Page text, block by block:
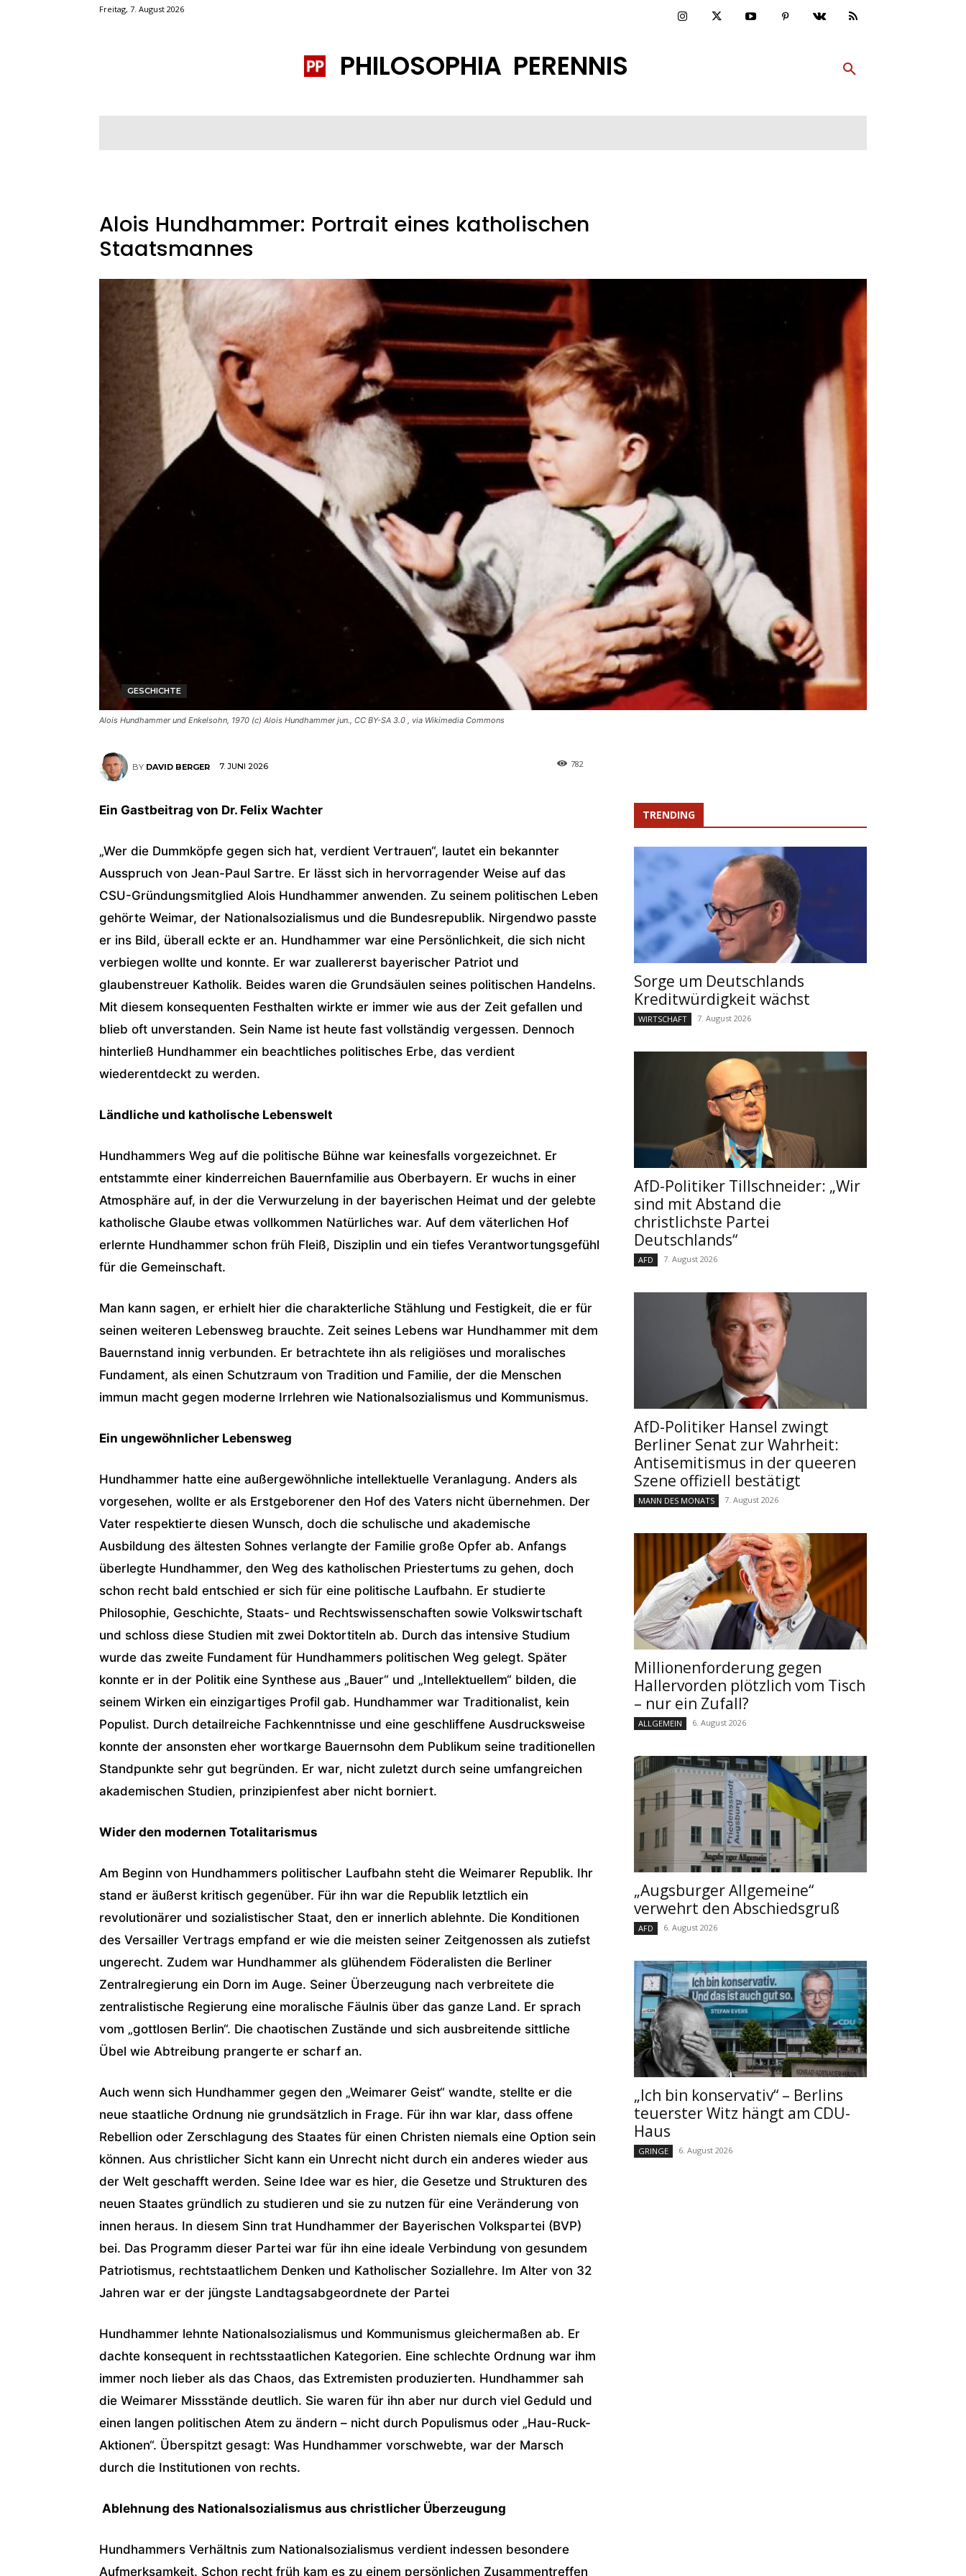
Freitag, 7. August 2026
PHILOSOPHIA PERENNIS
GESCHICHTE
Alois Hundhammer: Portrait eines katholischen
Staatsmannes
Alois Hundhammer und Enkelsohn, 1970 (c) Alois Hundhammer jun., CC BY-SA 3.0 , via Wikimedia Commons
BY DAVID BERGER 7. JUNI 2026 782
Ein Gastbeitrag von Dr. Felix Wachter
„Wer die Dummköpfe gegen sich hat, verdient Vertrauen“, lautet ein bekannter
Ausspruch von Jean-Paul Sartre. Er lässt sich in hervorragender Weise auf das
CSU-Gründungsmitglied Alois Hundhammer anwenden. Zu seinem politischen Leben
gehörte Weimar, der Nationalsozialismus und die Bundesrepublik. Nirgendwo passte
er ins Bild, überall eckte er an. Hundhammer war eine Persönlichkeit, die sich nicht
verbiegen wollte und konnte. Er war zuallererst bayerischer Patriot und
glaubenstreuer Katholik. Beides waren die Grundsäulen seines politischen Handelns.
Mit diesem konsequenten Festhalten wirkte er immer wie aus der Zeit gefallen und
blieb oft unverstanden. Sein Name ist heute fast vollständig vergessen. Dennoch
hinterließ Hundhammer ein beachtliches politisches Erbe, das verdient
wiederentdeckt zu werden.
Ländliche und katholische Lebenswelt
Hundhammers Weg auf die politische Bühne war keinesfalls vorgezeichnet. Er
entstammte einer kinderreichen Bauernfamilie aus Oberbayern. Er wuchs in einer
Atmosphäre auf, in der die Verwurzelung in der bayerischen Heimat und der gelebte
katholische Glaube etwas vollkommen Natürliches war. Auf dem väterlichen Hof
erlernte Hundhammer schon früh Fleiß, Disziplin und ein tiefes Verantwortungsgefühl
für die Gemeinschaft.
Man kann sagen, er erhielt hier die charakterliche Stählung und Festigkeit, die er für
seinen weiteren Lebensweg brauchte. Zeit seines Lebens war Hundhammer mit dem
Bauernstand innig verbunden. Er betrachtete ihn als religiöses und moralisches
Fundament, als einen Schutzraum von Tradition und Familie, der die Menschen
immun macht gegen moderne Irrlehren wie Nationalsozialismus und Kommunismus.
Ein ungewöhnlicher Lebensweg
Hundhammer hatte eine außergewöhnliche intellektuelle Veranlagung. Anders als
vorgesehen, wollte er als Erstgeborener den Hof des Vaters nicht übernehmen. Der
Vater respektierte diesen Wunsch, doch die schulische und akademische
Ausbildung des ältesten Sohnes verlangte der Familie große Opfer ab. Anfangs
überlegte Hundhammer, den Weg des katholischen Priestertums zu gehen, doch
schon recht bald entschied er sich für eine politische Laufbahn. Er studierte
Philosophie, Geschichte, Staats- und Rechtswissenschaften sowie Volkswirtschaft
und schloss diese Studien mit zwei Doktortiteln ab. Durch das intensive Studium
wurde das zweite Fundament für Hundhammers politischen Weg gelegt. Später
konnte er in der Politik eine Synthese aus „Bauer“ und „Intellektuellem“ bilden, die
seinem Wirken ein einzigartiges Profil gab. Hundhammer war Traditionalist, kein
Populist. Durch detailreiche Fachkenntnisse und eine geschliffene Ausdrucksweise
konnte der ansonsten eher wortkarge Bauernsohn dem Publikum seine traditionellen
Standpunkte sehr gut begründen. Er war, nicht zuletzt durch seine umfangreichen
akademischen Studien, prinzipienfest aber nicht borniert.
Wider den modernen Totalitarismus
Am Beginn von Hundhammers politischer Laufbahn steht die Weimarer Republik. Ihr
stand er äußerst kritisch gegenüber. Für ihn war die Republik letztlich ein
revolutionärer und sozialistischer Staat, den er innerlich ablehnte. Die Konditionen
des Versailler Vertrags empfand er wie die meisten seiner Zeitgenossen als zutiefst
ungerecht. Zudem war Hundhammer als glühendem Föderalisten die Berliner
Zentralregierung ein Dorn im Auge. Seiner Überzeugung nach verbreitete die
zentralistische Regierung eine moralische Fäulnis über das ganze Land. Er sprach
vom „gottlosen Berlin“. Die chaotischen Zustände und sich ausbreitende sittliche
Übel wie Abtreibung prangerte er scharf an.
Auch wenn sich Hundhammer gegen den „Weimarer Geist“ wandte, stellte er die
neue staatliche Ordnung nie grundsätzlich in Frage. Für ihn war klar, dass offene
Rebellion oder Zerschlagung des Staates für einen Christen niemals eine Option sein
können. Aus christlicher Sicht kann ein Unrecht nicht durch ein anderes wieder aus
der Welt geschafft werden. Seine Idee war es hier, die Gesetze und Strukturen des
neuen Staates gründlich zu studieren und sie zu nutzen für eine Veränderung von
innen heraus. In diesem Sinn trat Hundhammer der Bayerischen Volkspartei (BVP)
bei. Das Programm dieser Partei war für ihn eine ideale Verbindung von gesundem
Patriotismus, rechtstaatlichem Denken und Katholischer Soziallehre. Im Alter von 32
Jahren war er der jüngste Landtagsabgeordnete der Partei
Hundhammer lehnte Nationalsozialismus und Kommunismus gleichermaßen ab. Er
dachte konsequent in rechtsstaatlichen Kategorien. Eine schlechte Ordnung war ihm
immer noch lieber als das Chaos, das Extremisten produzierten. Hundhammer sah
die Weimarer Missstände deutlich. Sie waren für ihn aber nur durch viel Geduld und
einen langen politischen Atem zu ändern – nicht durch Populismus oder „Hau-Ruck-
Aktionen“. Überspitzt gesagt: Was Hundhammer vorschwebte, war der Marsch
durch die Institutionen von rechts.
Ablehnung des Nationalsozialismus aus christlicher Überzeugung
Hundhammers Verhältnis zum Nationalsozialismus verdient indessen besondere
Aufmerksamkeit. Schon recht früh kam es zu einem persönlichen Zusammentreffen
TRENDING
Sorge um Deutschlands
Kreditwürdigkeit wächst
WIRTSCHAFT 7. August 2026
AfD-Politiker Tillschneider: „Wir
sind mit Abstand die
christlichste Partei
Deutschlands“
AFD 7. August 2026
AfD-Politiker Hansel zwingt
Berliner Senat zur Wahrheit:
Antisemitismus in der queeren
Szene offiziell bestätigt
MANN DES MONATS 7. August 2026
Millionenforderung gegen
Hallervorden plötzlich vom Tisch
– nur ein Zufall?
ALLGEMEIN 6. August 2026
„Augsburger Allgemeine“
verwehrt den Abschiedsgruß
AFD 6. August 2026
„Ich bin konservativ“ – Berlins
teuerster Witz hängt am CDU-
Haus
GRINGE 6. August 2026